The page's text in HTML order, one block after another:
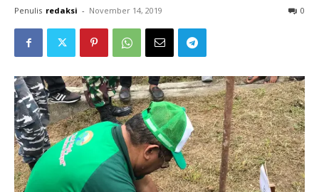
Penulis redaksi - November 14, 2019 0